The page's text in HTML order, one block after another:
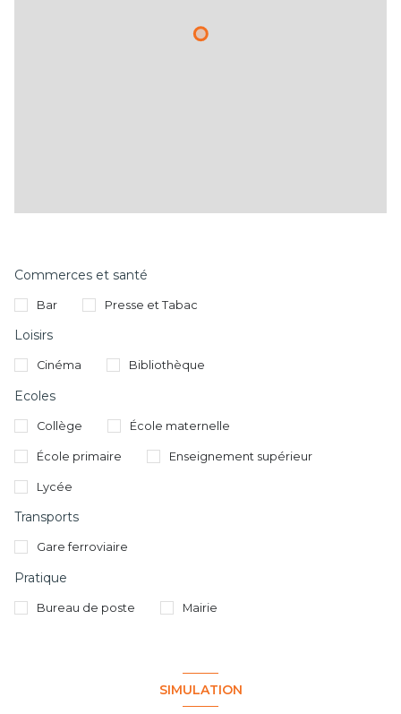
Commerces et santé
Bar Presse et Tabac
Loisirs
Cinéma Bibliothèque
Ecoles
Collège École maternelle
École primaire Enseignement supérieur
Lycée
Transports
Gare ferroviaire
Pratique
Bureau de poste Mairie
SIMULATION